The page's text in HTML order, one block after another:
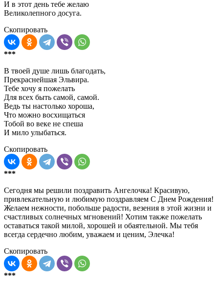
И в этот день тебе желаю
Великолепного досуга.
Скопировать
***
В твоей душе лишь благодать,
Прекраснейшая Эльвира.
Тебе хочу я пожелать
Для всех быть самой, самой.
Ведь ты настолько хороша,
Что можно восхищаться
Тобой во веке не спеша
И мило улыбаться.
Скопировать
***
Сегодня мы решили поздравить Ангелочка! Красивую,
привлекательную и любимую поздравляем С Днем Рождения!
Желаем нежности, побольше радости, везения в этой жизни и
счастливых солнечных мгновений! Хотим также пожелать
оставаться такой милой, хорошей и обаятельной. Мы тебя
всегда сердечно любим, уважаем и ценим, Элечка!
Скопировать
***